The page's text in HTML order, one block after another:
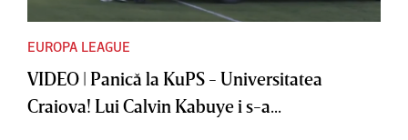
EUROPA LEAGUE
VIDEO | Panică la KuPS - Universitatea
Craiova! Lui Calvin Kabuye i s-a...